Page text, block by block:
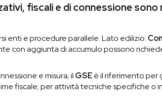
fiscali e di connessione
enti e procedure parallele. Lato edilizio:
con aggiunta di accumulo possono
e misura; il GSEè il riferimento per
fiscale; per attività tecniche specifiche o